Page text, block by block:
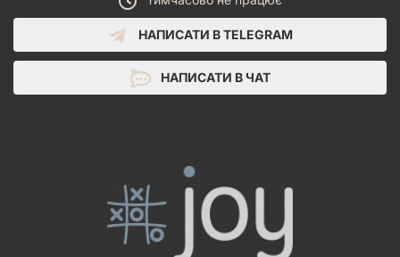
НАПИСАТИ В TELEGRAM
НАПИСАТИ В ЧАТ